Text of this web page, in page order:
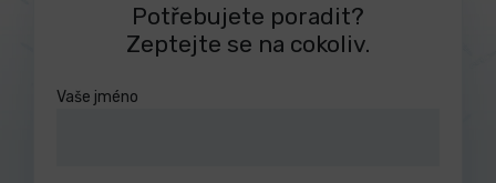
Potřebujete poradit?
Zeptejte se na cokoliv.
Vaše jméno